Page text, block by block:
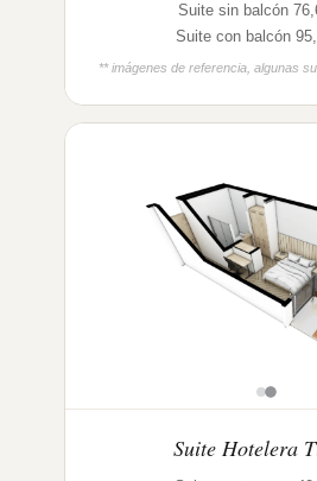
Suite sin balcón
Suite con balcón
** imágenes de referencia, algunas
Suite Hotelera